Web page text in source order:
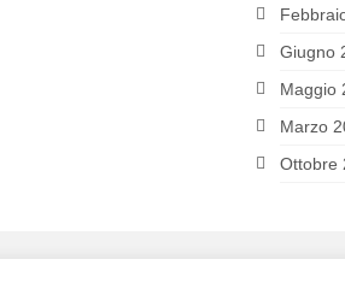
Giugno
Maggio
Marzo
Ottobre